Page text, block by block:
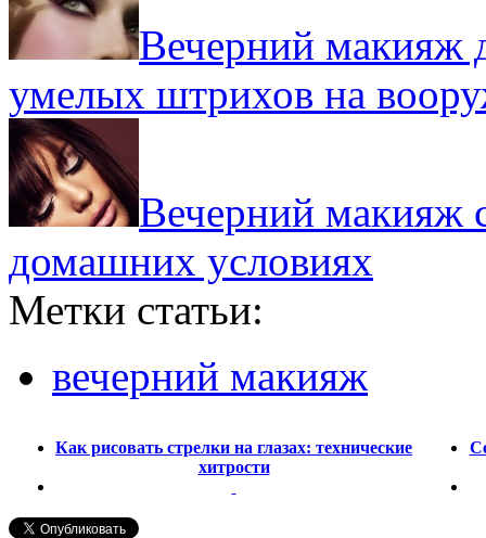
Вечерний макияж
умелых штрихов на
Вечерний макияж
домашних условиях
Метки статьи:
вечерний макияж
Как рисовать стрелки на глазах: технические
хитрости